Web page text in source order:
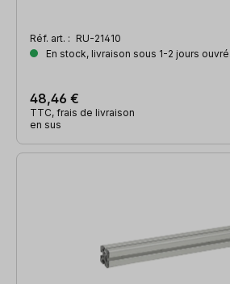
Réf. art. : RU-21410
En stock, livraison sous 1-2 jours
48,46 €
TTC, frais de livraison
en sus